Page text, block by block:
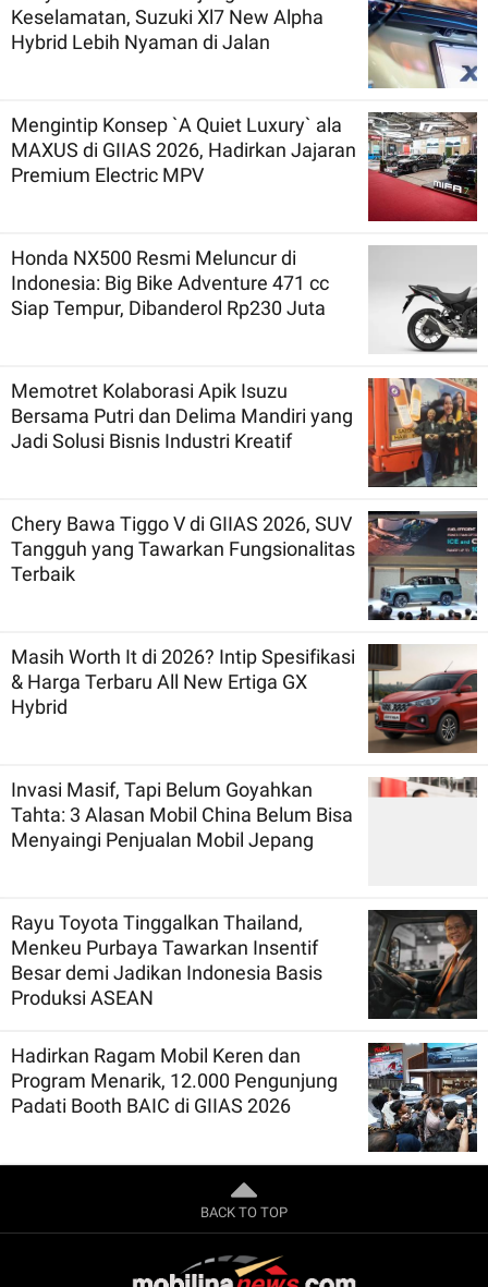
Keselamatan, Suzuki Xl7 New Alpha
Hybrid Lebih Nyaman di Jalan
Mengintip Konsep `A Quiet Luxury` ala
MAXUS di GIIAS 2026, Hadirkan Jajaran
Premium Electric MPV
Honda NX500 Resmi Meluncur di
Indonesia: Big Bike Adventure 471 cc
Siap Tempur, Dibanderol Rp230 Juta
Memotret Kolaborasi Apik Isuzu
Bersama Putri dan Delima Mandiri yang
Jadi Solusi Bisnis Industri Kreatif
Chery Bawa Tiggo V di GIIAS 2026, SUV
Tangguh yang Tawarkan Fungsionalitas
Terbaik
Masih Worth It di 2026? Intip Spesifikasi
& Harga Terbaru All New Ertiga GX
Hybrid
Invasi Masif, Tapi Belum Goyahkan
Tahta: 3 Alasan Mobil China Belum Bisa
Menyaingi Penjualan Mobil Jepang
Rayu Toyota Tinggalkan Thailand,
Menkeu Purbaya Tawarkan Insentif
Besar demi Jadikan Indonesia Basis
Produksi ASEAN
Hadirkan Ragam Mobil Keren dan
Program Menarik, 12.000 Pengunjung
Padati Booth BAIC di GIIAS 2026
BACK TO TOP